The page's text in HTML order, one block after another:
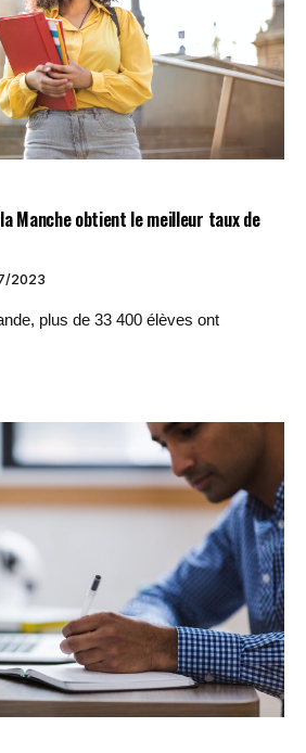
Manche obtient le meilleur taux de
2023
plus de 33 400 élèves ont